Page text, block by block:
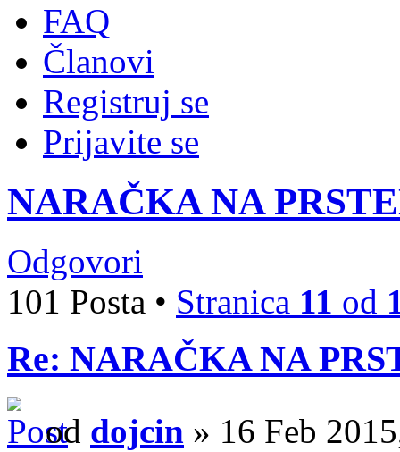
FAQ
Članovi
Registruj se
Prijavite se
NARAČKA NA
Odgovori
101 Posta • Stranica 11 od
Re: NARAČKA NA
od dojcin » 16 Feb